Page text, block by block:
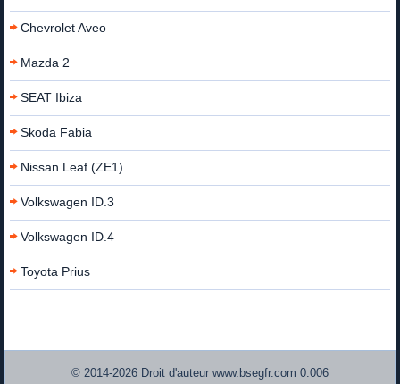
Chevrolet Aveo
Mazda 2
SEAT Ibiza
Skoda Fabia
Nissan Leaf (ZE1)
Volkswagen ID.3
Volkswagen ID.4
Toyota Prius
© 2014-2026 Droit d'auteur www.bsegfr.com 0.006